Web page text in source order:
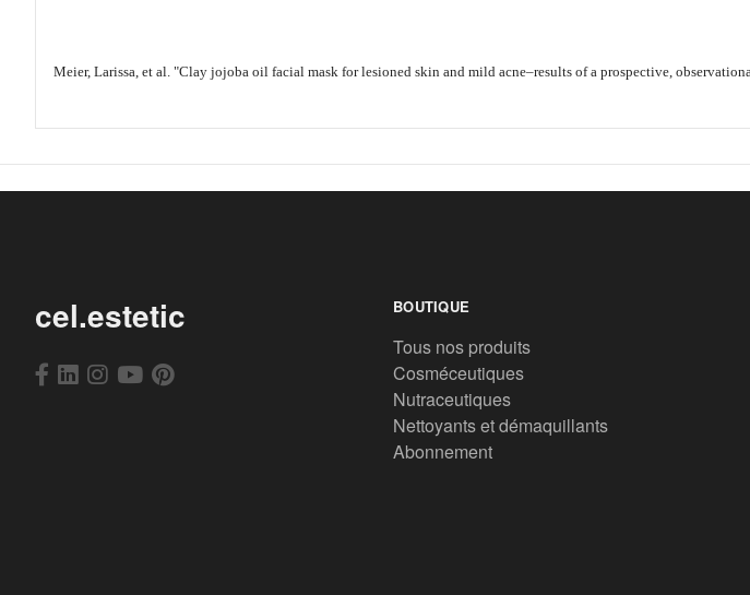
Meier, Larissa, et al. "Clay jojoba oil facial mask for lesioned skin and mild acne–results of a prospective,
cel.estetic BOUTIQUE
Tous nos produits
Cosméceutiques
Nutraceutiques
Nettoyants et démaquillants
Abonnement